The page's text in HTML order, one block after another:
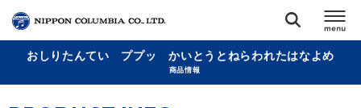
TOP
おしりたんてい ププッ かいとうとねらわれたはなよめ
商品情報